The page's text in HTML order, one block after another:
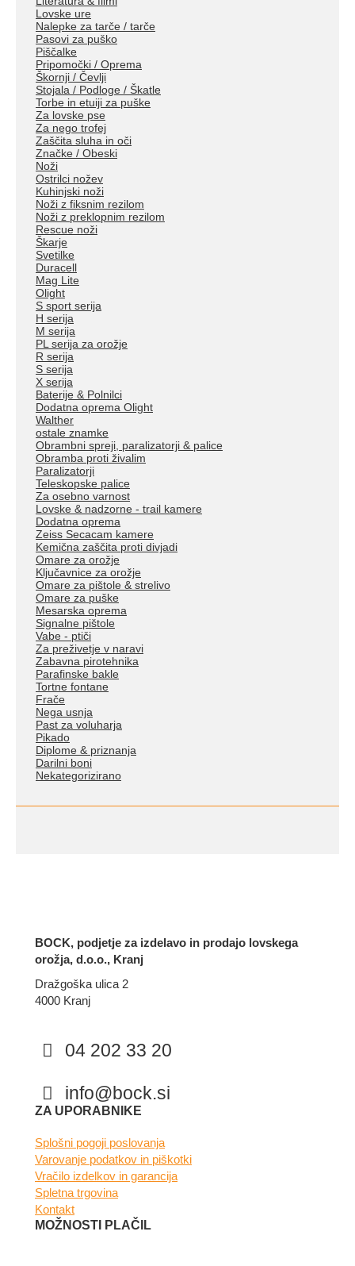
Lovske ure
Nalepke za tarče / tarče
Pasovi za puško
Piščalke
Pripomočki / Oprema
Škornji / Čevlji
Stojala / Podloge / Škatle
Torbe in etuiji za puške
Za lovske pse
Za nego trofej
Zaščita sluha in oči
Značke / Obeski
Noži
Ostrilci nožev
Kuhinjski noži
Noži z fiksnim rezilom
Noži z preklopnim rezilom
Rescue noži
Škarje
Svetilke
Duracell
Mag Lite
Olight
S sport serija
H serija
M serija
PL serija za orožje
R serija
S serija
X serija
Baterije & Polnilci
Dodatna oprema Olight
Walther
ostale znamke
Obrambni spreji, paralizatorji & palice
Obramba proti živalim
Paralizatorji
Teleskopske palice
Za osebno varnost
Lovske & nadzorne - trail kamere
Dodatna oprema
Zeiss Secacam kamere
Kemična zaščita proti divjadi
Omare za orožje
Ključavnice za orožje
Omare za pištole & strelivo
Omare za puške
Mesarska oprema
Signalne pištole
Vabe - ptiči
Za preživetje v naravi
Zabavna pirotehnika
Parafinske bakle
Tortne fontane
Frače
Nega usnja
Past za voluharja
Pikado
Diplome & priznanja
Darilni boni
Nekategorizirano
BOCK, podjetje za izdelavo in prodajo lovskega
orožja, d.o.o., Kranj
Dražgoška ulica 2
4000 Kranj
04 202 33 20
info@bock.si
Facebook
Instagram
ZA UPORABNIKE
Splošni pogoji poslovanja
Varovanje podatkov in piškotki
Vračilo izdelkov in garancija
Spletna trgovina
Kontakt
MOŽNOSTI PLAČIL